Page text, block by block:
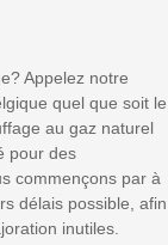
Appelez notre
quel que soit le
au gaz naturel
pour des
commençons par à
délais possible, afin
inutiles.